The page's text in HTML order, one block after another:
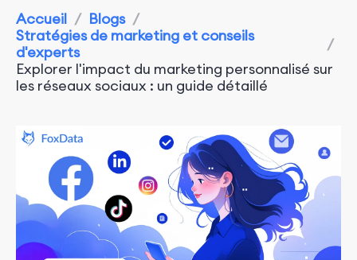
Accueil / Blogs /
Stratégies de marketing et conseils
d'experts
/
Explorer l'impact du marketing personnalisé sur
les réseaux sociaux : un guide détaillé